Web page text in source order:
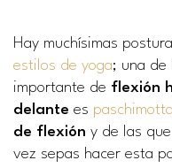
Hay muchísimas
estilos de yoga; una de
importante de flexión
delante es
de flexión y de las
vez sepas hacer esta